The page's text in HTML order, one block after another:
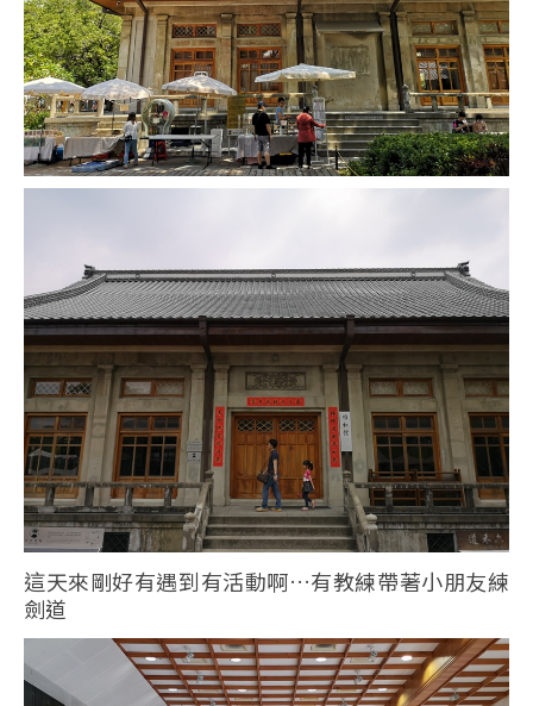
這天來剛好有遇到有活動啊…有教練帶著小朋友練
劍道